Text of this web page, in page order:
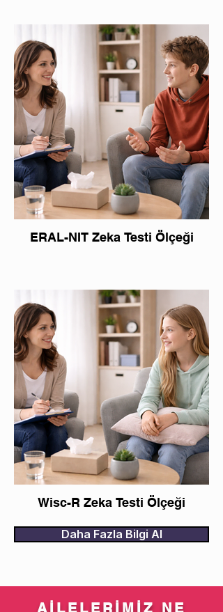
ERAL-NIT Zeka Testi Ölçeği
Wisc-R Zeka Testi Ölçeği
Daha Fazla Bilgi Al
AİLELERİMİZ NE